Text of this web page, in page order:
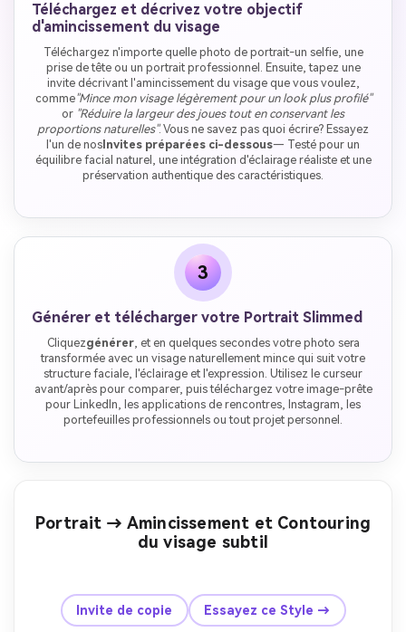
Téléchargez et décrivez votre objectif
d'amincissement du visage
Téléchargez n'importe quelle photo de portrait-un selfie, une
prise de tête ou un portrait professionnel. Ensuite, tapez une
invite décrivant l'amincissement du visage que vous voulez,
comme"Mince mon visage légèrement pour un look plus profilé"
or "Réduire la largeur des joues tout en conservant les
proportions naturelles". Vous ne savez pas quoi écrire? Essayez
l'un de nos Invites préparées ci-dessous— Testé pour un
équilibre facial naturel, une intégration d'éclairage réaliste et une
préservation authentique des caractéristiques.
3
Générer et télécharger votre Portrait Slimmed
Cliquezgénérer, et en quelques secondes votre photo sera
transformée avec un visage naturellement mince qui suit votre
structure faciale, l'éclairage et l'expression. Utilisez le curseur
avant/après pour comparer, puis téléchargez votre image-prête
pour LinkedIn, les applications de rencontres, Instagram, les
portefeuilles professionnels ou tout projet personnel.
Portrait → Amincissement et Contouring
du visage subtil
avant Après
Invite de copie Essayez ce Style →